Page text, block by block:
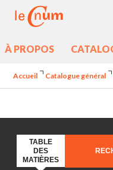
À PROPOS
Accueil Catalogue général
TABLE
DES
MATIÈRES